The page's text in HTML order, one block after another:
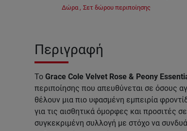
Δώρα , Σετ δώρου περιποίησης
Περιγραφή
Το Grace Cole Velvet Rose & Peony
περιποίησης που απευθύνεται σε όσους
θέλουν μια πιο υφασμένη εμπειρία
για τις αισθητικά όμορφες και προσιτές
συγκεκριμένη συλλογή με στόχο να